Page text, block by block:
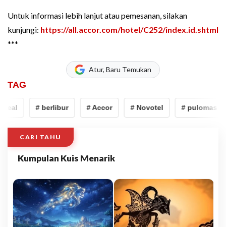
Untuk informasi lebih lanjut atau pemesanan, silakan
kunjungi: https://all.accor.com/hotel/C252/index.id.shtml
***
Atur, Baru Temukan
TAG
# berlibur # Accor # Novotel # pulomas
CARI TAHU
Kumpulan Kuis Menarik